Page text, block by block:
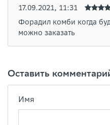
17.09.2021, 11:31
Форадил комби когда
можно заказать
Оставить
Имя